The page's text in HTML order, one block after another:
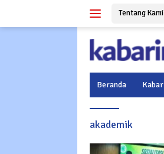
Tentang Kami
Beranda Kabar
akademik